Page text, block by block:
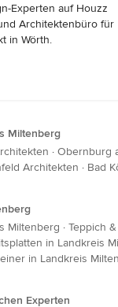
Experten auf Houzz
Architektenbüro für
in Wörth.
Miltenberg
· Obernburg
Architekten · Bad
Miltenberg · Teppich
in Landkreis
in Landkreis
Experten